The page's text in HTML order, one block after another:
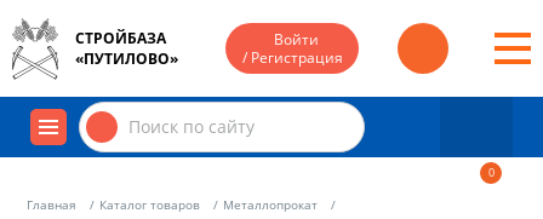
СТРОЙБАЗА
«ПУТИЛОВО»
Войти
/ Регистрация
0
Главная Каталог товаров
Металлопрокат